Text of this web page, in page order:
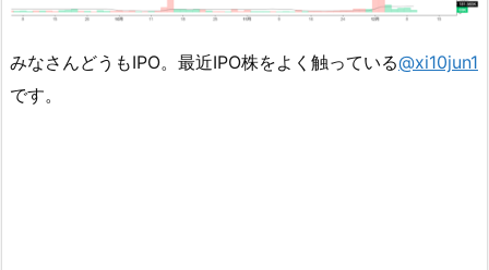
みなさんどうもIPO。最近IPO株をよく触っている@xi10jun1
です。